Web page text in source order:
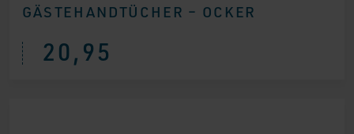
GÄSTEHANDTÜCHER – OCKER
20,95